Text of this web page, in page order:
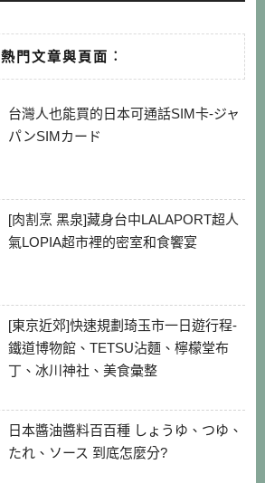
熱門文章與頁面︰
台灣人也能買的日本可通話SIM卡-ジャ
パンSIMカード
[肉割烹 黑泉]藏身台中LALAPORT超人
氣LOPIA超市裡的密室和食饗宴
[東京近郊]快速規劃琦玉市一日遊行程-
鐵道博物館、TETSU沾麵、檸檬堂布
丁、冰川神社、美食彙整
日本醬油醬料百百種 しょうゆ、つゆ、
たれ、ソース 到底怎麼分?